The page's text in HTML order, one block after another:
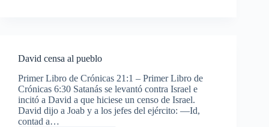
David censa al pueblo
Primer Libro de Crónicas 21:1 – Primer Libro de
Crónicas 6:30 Satanás se levantó contra Israel e
incitó a David a que hiciese un censo de Israel.
David dijo a Joab y a los jefes del ejército: —Id,
contad a…